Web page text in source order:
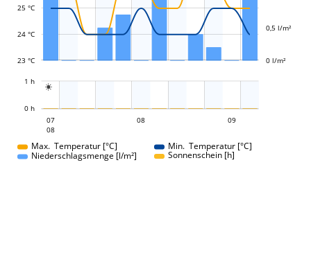
23 °C
24 °C
25 °C
0 l/m²
0,5 l/m²

0 h
1 h
07
08
08 09
Max. Temperatur [°C]
Min. Temperatur [°C]
Niederschlagsmenge [l/m²]
Sonnenschein [h]